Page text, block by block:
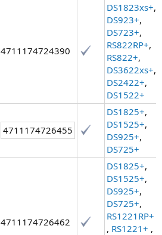
4711174724390
DS1823xs+,
DS923+,
DS723+,
RS822RP+,
RS822+,
DS3622xs+,
DS2422+,
DS1522+
4711174726455
DS1825+,
DS1525+,
DS925+,
DS725+
4711174726462
DS1825+,
DS1525+,
DS925+,
DS725+,
RS1221RP+
, RS1221+ ,